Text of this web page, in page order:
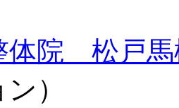
体院 松戸馬
）